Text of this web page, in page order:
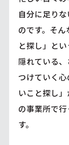
自分に足り
のです。そ
と探し」と
隠れている
つけていく
いこと探し
の事業所で
す。